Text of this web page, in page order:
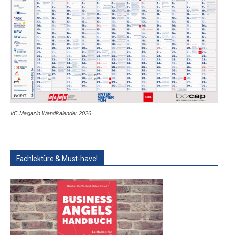
VC Magazin Wandkalender 2026
Fachlektüre & Must-have!